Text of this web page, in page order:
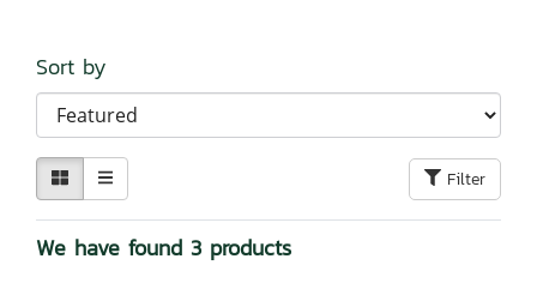
Sort by
Filter
We have found 3 products